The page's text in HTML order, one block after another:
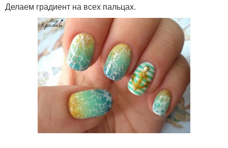
Делаем градиент на всех пальцах.